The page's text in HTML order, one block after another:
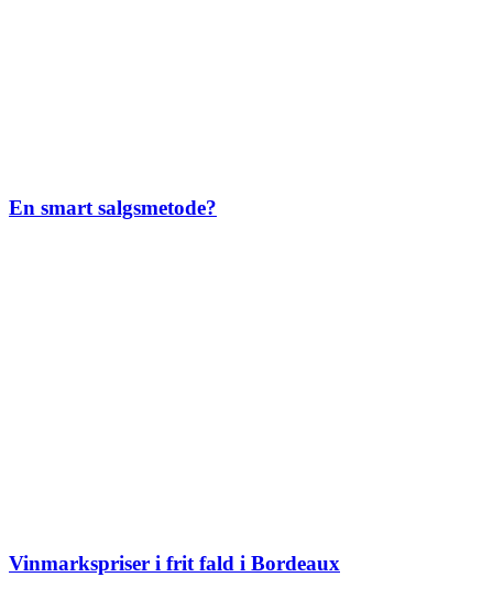
En smart salgsmetode?
Vinmarkspriser i frit fald i Bordeaux